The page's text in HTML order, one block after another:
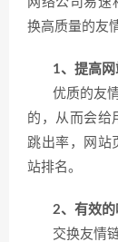
换高质量的友
1、提高
优质的友情
的，从而会给
跳出率，网站
站排名。
2、有效
交换友情链